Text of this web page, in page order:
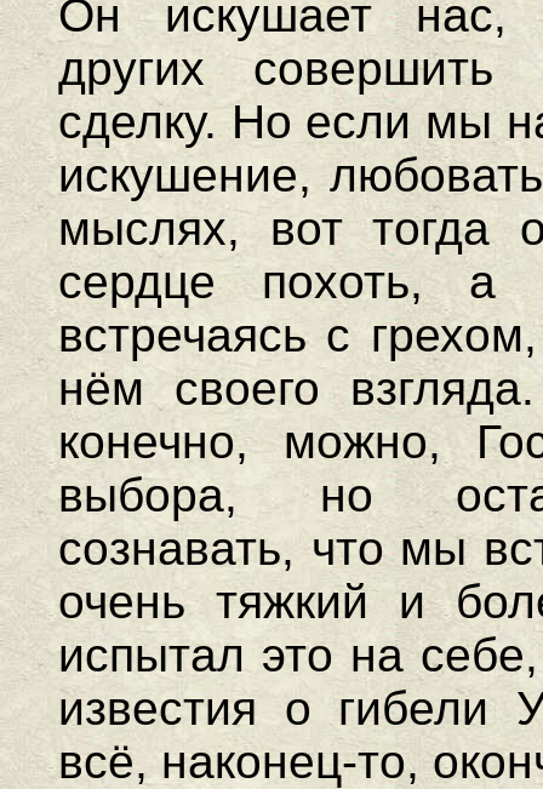
Он искушает нас,
других совершить
сделку. Но если мы
искушение,
мыслях, вот тогда
сердце похоть, а
встречаясь с
нём своего
конечно, можно,
выбора, но
сознавать, что мы
очень тяжкий и
испытал это на
известия о гибели
всё, наконец-то,